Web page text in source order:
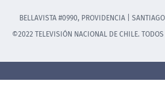
BELLAVISTA #0990, PROVIDENCIA |
©2022 TELEVISIÓN NACIONAL DE CHILE. TODOS